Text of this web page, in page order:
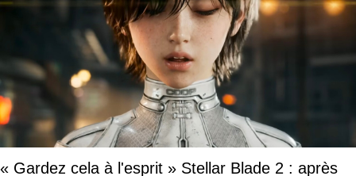
« Gardez cela à l'esprit » Stellar Blade 2 : après